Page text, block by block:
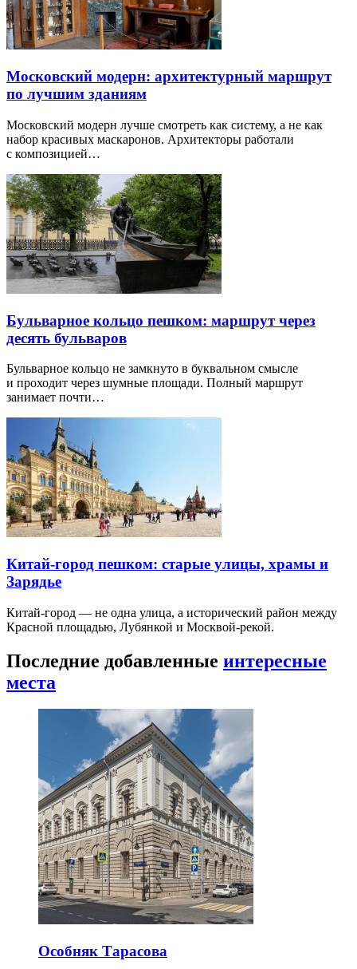
Московский модерн: архитектурный маршрут
по лучшим зданиям
Московский модерн лучше смотреть как систему, а не как
набор красивых маскаронов. Архитекторы работали
с композицией…
Бульварное кольцо пешком: маршрут через
десять бульваров
Бульварное кольцо не замкнуто в буквальном смысле
и проходит через шумные площади. Полный маршрут
занимает почти…
Китай-город пешком: старые улицы, храмы и
Зарядье
Китай-город — не одна улица, а исторический район между
Красной площадью, Лубянкой и Москвой-рекой.
Последние добавленные интересные
места
Особняк Тарасова